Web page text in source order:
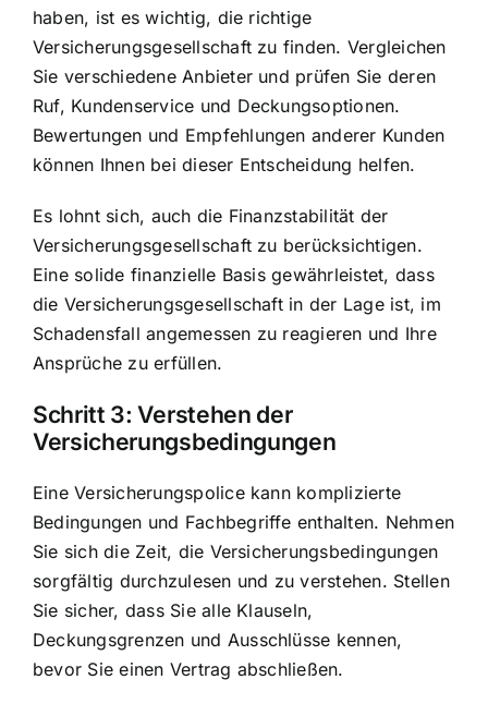
haben, ist es wichtig, die richtige
Versicherungsgesellschaft zu finden. Vergleichen
Sie verschiedene Anbieter und prüfen Sie deren
Ruf, Kundenservice und Deckungsoptionen.
Bewertungen und Empfehlungen anderer Kunden
können Ihnen bei dieser Entscheidung helfen.
Es lohnt sich, auch die Finanzstabilität der
Versicherungsgesellschaft zu berücksichtigen.
Eine solide finanzielle Basis gewährleistet, dass
die Versicherungsgesellschaft in der Lage ist, im
Schadensfall angemessen zu reagieren und Ihre
Ansprüche zu erfüllen.
Schritt 3: Verstehen der
Versicherungsbedingungen
Eine Versicherungspolice kann komplizierte
Bedingungen und Fachbegriffe enthalten. Nehmen
Sie sich die Zeit, die Versicherungsbedingungen
sorgfältig durchzulesen und zu verstehen. Stellen
Sie sicher, dass Sie alle Klauseln,
Deckungsgrenzen und Ausschlüsse kennen,
bevor Sie einen Vertrag abschließen.